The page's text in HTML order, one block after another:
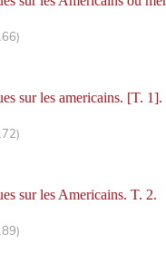
sur les americains. [T. 1].
sur les Americains. T. 2.